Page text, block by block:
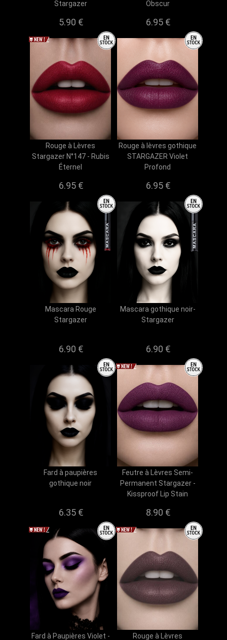
Stargazer
5.90 €
Obscur
6.95 €
Rouge à Lèvres
Stargazer N°147 - Rubis
Éternel
6.95 €
Rouge à lèvres gothique
STARGAZER Violet
Profond
6.95 €
Mascara Rouge
Stargazer
6.90 €
Mascara gothique noir-
Stargazer
6.90 €
Fard à paupières
gothique noir
6.35 €
Feutre à Lèvres Semi-
Permanent Stargazer -
Kissproof Lip Stain
8.90 €
Fard à Paupières Violet -
Rouge à Lèvres